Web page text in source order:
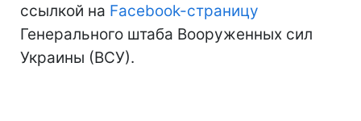
ссылкой на Facebook-страницу
Генерального штаба Вооруженных сил
Украины (ВСУ).